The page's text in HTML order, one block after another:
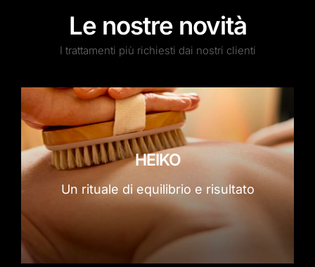
Le nostre novità
I trattamenti più richiesti dai nostri clienti
HEIKO
Un rituale di equilibrio e risultato